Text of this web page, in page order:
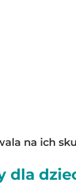
na ich
dla